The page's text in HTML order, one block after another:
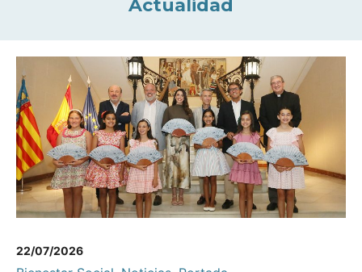
Actualidad
22/07/2026